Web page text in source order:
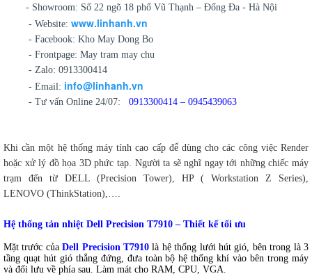
- Showroom: Số 22 ngõ 18 phố Vũ Thạnh – Đống Đa - Hà Nội
- Website: www.linhanh.vn
- Facebook: Kho May Dong Bo
- Frontpage: May tram may chu
- Zalo: 0913300414
- Email: info@linhanh.vn
- Tư vấn Online 24/07: 0913300414 – 0945439063
Khi cần một hệ thống máy tính cao cấp để dùng cho các công việc Render
hoặc xử lý đồ họa 3D phức tạp. Người ta sẽ nghĩ ngay tới những chiếc máy
trạm đến từ DELL (Precision Tower), HP ( Workstation Z Series),
LENOVO (ThinkStation),….
Hệ thống tản nhiệt Dell Precision T7910 – Thiết kế tối ưu
Mặt trước củaDell Precision T7910 là hệ thống lưới hút gió, bên trong là 3
tầng quạt hút gió thẳng đứng, đưa toàn bộ hệ thống khí vào bên trong máy
và đối lưu về phía sau. Làm mát cho RAM, CPU, VGA.